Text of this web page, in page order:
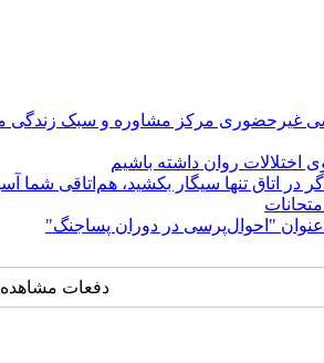
غیرحضوری مرکز مشاوره و سبک زندگی
اختلالات روان داشته باشیم
در اتاق تنها سیگار بکشید، هم‌اتاقی شما
عنوان "احوال‌پرسی در دوران پسا‌جنگ"
دفعات مشاهده: ۱۵۵۹